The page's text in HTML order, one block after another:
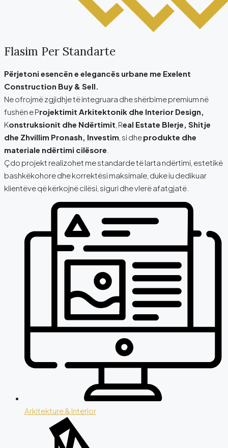
Flasim Per Standarte
Përjetoni esencën e elegancës urbane me Exelent
Construction Buy & Sell.
Ne ofrojmë zgjidhje të integruara dhe shërbime premium në
fushën e Projektimit Arkitektonik dhe Interior Design,
Konstruksionit dhe Ndërtimit , Real Estate Blerje, Shitje
dhe Zhvillim Pronash, Investim , si dheprodukte dhe
materiale ndërtimi cilësore
Çdo projekt realizohet me standarde të larta ndërtimi, estetikë
bashkëkohore dhe korrektësi maksimale, duke iu dedikuar
klientëve që kërkojnë cilësi, siguri dhe vlerë afatgjatë.
Arkitekture & Interior